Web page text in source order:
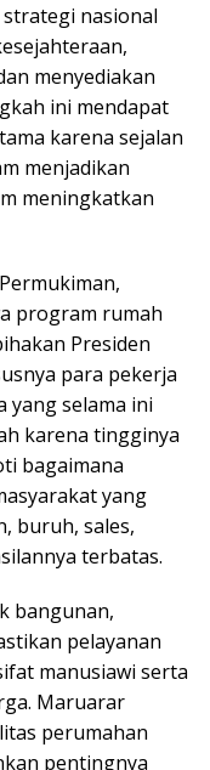
nasional
menyediakan
ini mendapat
karena sejalan
menjadikan
meningkatkan
program rumah
Presiden
para pekerja
yang selama ini
karena tingginya
bagaimana
yang
buruh, sales,
terbatas.
bangunan,
pelayanan
manusiawi serta
Maruarar
perumahan
pentingnya